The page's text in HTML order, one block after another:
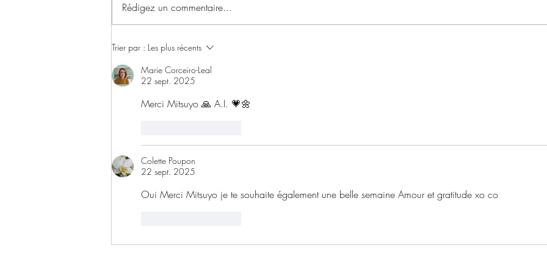
✨ Le Basculement !
🎥
Rédigez un commentaire...
Trier par : Les plus récents
Marie Corceiro-Leal
22 sept. 2025
Merci Mitsuyo 🙏 A.I. 💗🌼
Colette Poupon
22 sept. 2025
Oui Merci Mitsuyo je te souhaite également une belle semaine Amour et gratitude xo co